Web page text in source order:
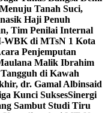
Tanah Suci,
Haji Penuh
Tim Penilai Internal
WBK di MTsN 1 Kota
Penjemputan
Malik Ibrahim
di Kawah
dr. Gamal Albinsaid
Kunci SuksesSinergi
Sambut Studi Tiru